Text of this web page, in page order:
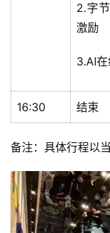
2.字
激励
3.AI
16:30 结束
备注：具体行程以